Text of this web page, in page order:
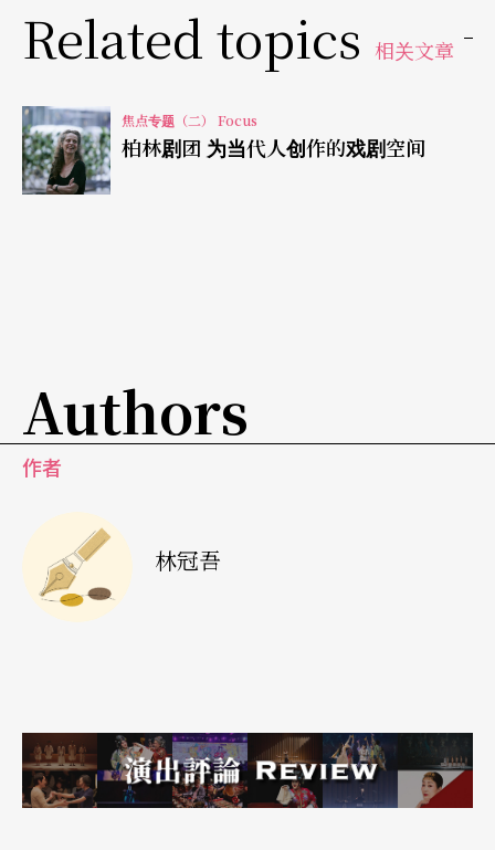
式楼梯，在单调重复每一个步伐中，不知不觉地正
往上攀爬著，而听似一成不变的旋律，音阶也在每
次重复中，持续地作些微的位移，好似潮水一般，
一波又一波地迎面袭来，绵绵不绝，无始无终。
这部前无古人、后无来者的经典巨作展现了威尔森
兴趣，我偏爱舞蹈，因为它有建筑的特性。我喜欢
乔治．巴兰钦（George Balanchine）与模斯．康宁
汉（Merce Cunningham），因为我不需要去顾虑
情节与意义，只要看格式与结构，大概就够了。我
自问，是否戏剧也能跟舞蹈做同样的事，是否戏剧
能够是单纯的建筑式的空间与时间上的排列。因
述，而是如建筑设计般地被使用，根据字词或词句
长短，或者根据其声音做调配、组合，将语言跟音
Related topics 相关文章
焦点专题（二） Focus
柏林剧团 为当代人创作的戏剧空间
Authors
作者
林冠吾